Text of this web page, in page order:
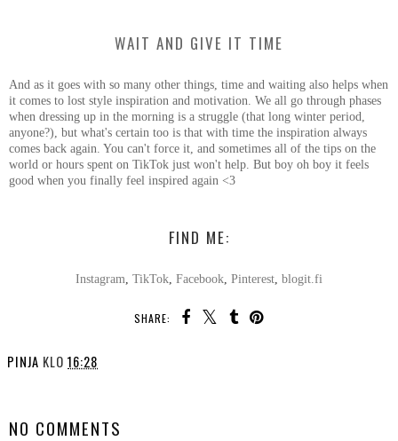
WAIT AND GIVE IT TIME
And as it goes with so many other things, time and waiting also helps when
it comes to lost style inspiration and motivation. We all go through phases
when dressing up in the morning is a struggle (that long winter period,
anyone?), but what's certain too is that with time the inspiration always
comes back again. You can't force it, and sometimes all of the tips on the
world or hours spent on TikTok just won't help. But boy oh boy it feels
good when you finally feel inspired again <3
FIND ME:
Instagram TikTok Facebook Pinterest blogit.fi
SHARE:
PINJA KLO 16:28
NO COMMENTS